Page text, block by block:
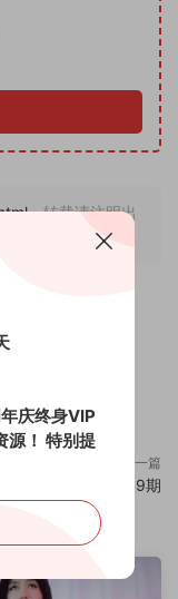
，转载请注明出
下一篇
魔丽舞社娜美9期
庆终身VIP
！ 特别提